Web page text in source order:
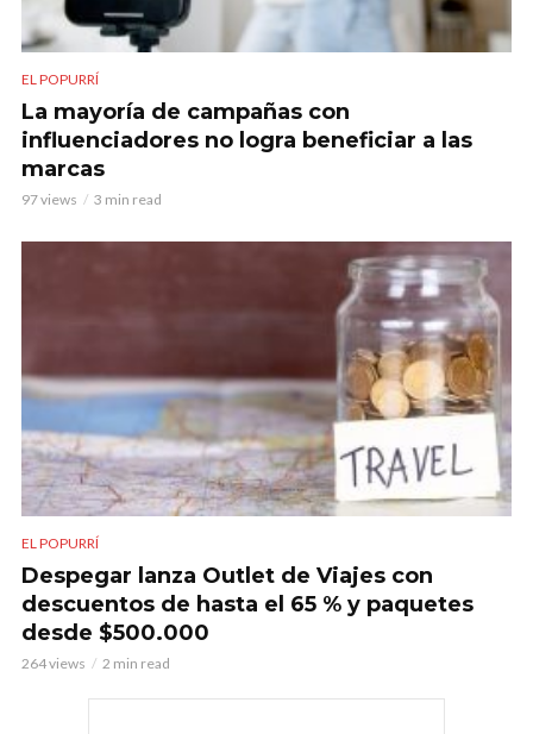
EL POPURRÍ
La mayoría de campañas con
influenciadores no logra beneficiar a las
marcas
97 views 3 min read
EL POPURRÍ
Despegar lanza Outlet de Viajes con
descuentos de hasta el 65 % y paquetes
desde $500.000
264 views 2 min read